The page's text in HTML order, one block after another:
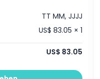
TT MM, JJJJ
US$ 83.05 × 1
US$ 83.05